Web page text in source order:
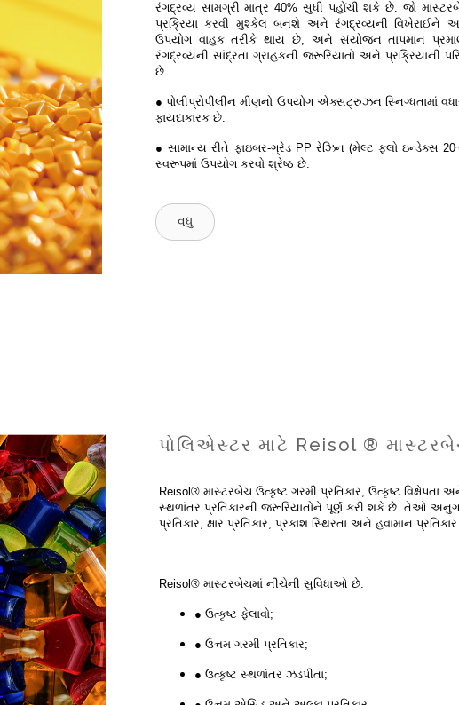
રંગદ્રવ્ય સામગ્રી માત્ર 40% સુધી પહોંચી શકે છે. જો
પ્રક્રિયા કરવી મુશ્કેલ બનશે અને રંગદ્રવ્યની વિખેરાઈને
ઉપયોગ વાહક તરીકે થાય છે, અને સંયોજન તાપમાન
રંગદ્રવ્યની સાંદ્રતા ગ્રાહકની જરૂરિયાતો અને પ્રક્રિયાની
છે.
● પોલીપ્રોપીલીન મીણનો ઉપયોગ એક્સટ્રુઝન સ્નિગ્ધતામાં
ફાયદાકારક છે.
● સામાન્ય રીતે ફાઇબર-ગ્રેડ PP રેઝિન (મેલ્ટ ફ્લો ઇન્ડેક્સ
સ્વરૂપમાં ઉપયોગ કરવો શ્રેષ્ઠ છે.
વધુ
પોલિએસ્ટર માટે Reisol ®
Reisol® માસ્ટરબેચ ઉત્કૃષ્ટ ગરમી પ્રતિકાર, ઉત્કૃષ્ટ વિક્ષેપતા
સ્થળાંતર પ્રતિકારની જરૂરિયાતોને પૂર્ણ કરી શકે છે. તેઓ
પ્રતિકાર, ક્ષાર પ્રતિકાર, પ્રકાશ સ્થિરતા અને હવામાન
Reisol® માસ્ટરબેચમાં નીચેની સુવિધાઓ છે:
● ઉત્કૃષ્ટ ફેલાવો;
● ઉત્તમ ગરમી પ્રતિકાર;
● ઉત્કૃષ્ટ સ્થળાંતર ઝડપીતા;